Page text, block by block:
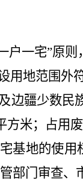
户一宅”原
用地范围外
边疆少数民
方米；占用
基地的使用
部门审查、